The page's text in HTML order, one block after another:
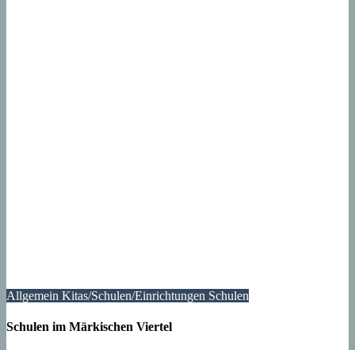
Allgemein Kitas/Schulen/Einrichtungen Schulen
Schulen im Märkischen Viertel